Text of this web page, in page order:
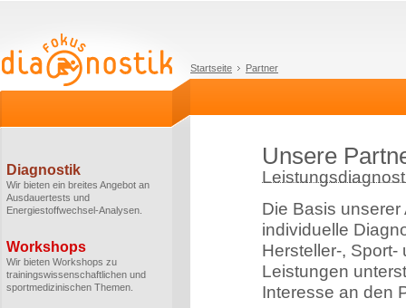
Startseite Partner
Diagnostik
Wir bieten ein breites Angebot an
Ausdauertests und
Energiestoffwechsel-Analysen.
Workshops
Wir bieten Workshops zu
trainingswissenschaftlichen und
sportmedizinischen Themen.
Unsere
Die Basis
individuelle
Hersteller-,
Leistungen
Interesse an den